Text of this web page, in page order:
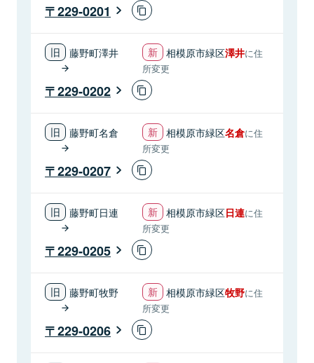
229-0201
藤野町澤井 相模原市緑区澤井に住
所変更
229-0202
藤野町名倉 相模原市緑区名倉に住
所変更
229-0207
藤野町日連 相模原市緑区日連に住
所変更
229-0205
藤野町牧野 相模原市緑区牧野に住
所変更
229-0206